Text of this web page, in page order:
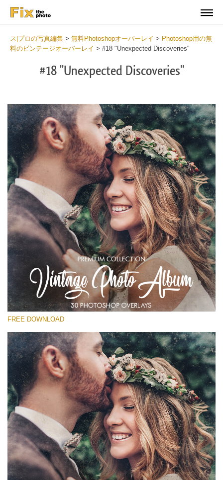
ス|プロの写真編集 > 無料Photoshopオーバーレイ > Photoshop用の無
料のビンテージオーバーレイ > #18 "Unexpected Discoveries"
#18 "Unexpected Discoveries"
選んでください
Free Vintage Overlay #18
Small 800*533px
Vintage Photo Album
(30 Overlays)
Light Sparkling
(740 Overlays)
Large 6000*4000px
Entire Collection
(1783 Overlays)
Large 6000*4000px
無料ダウンロード
FREE DOWNLOAD